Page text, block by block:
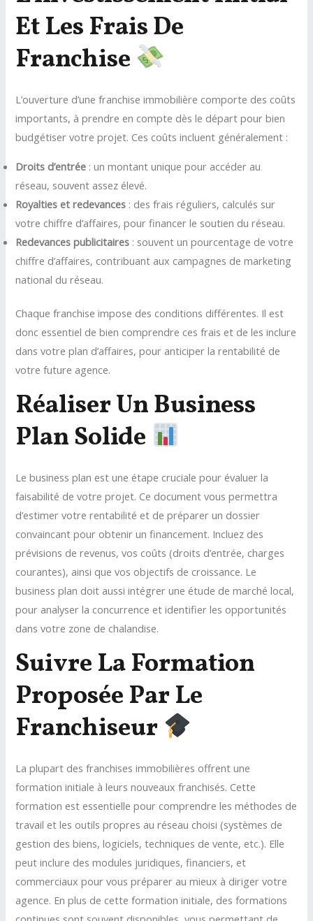
Et Les Frais De
Franchise
L’ouverture d’une franchise immobilière comporte des coûts
importants, à prendre en compte dès le départ pour bien
budgétiser votre projet. Ces coûts incluent généralement :
Droits d’entrée : un montant unique pour accéder au
réseau, souvent assez élevé.
Royalties et redevances : des frais réguliers, calculés sur
votre chiffre d’affaires, pour financer le soutien du réseau.
Redevances publicitaires : souvent un pourcentage de votre
chiffre d’affaires, contribuant aux campagnes de marketing
national du réseau.
Chaque franchise impose des conditions différentes. Il est
donc essentiel de bien comprendre ces frais et de les inclure
dans votre plan d’affaires, pour anticiper la rentabilité de
votre future agence.
Réaliser Un Business
Plan Solide
Le business plan est une étape cruciale pour évaluer la
faisabilité de votre projet. Ce document vous permettra
d’estimer votre rentabilité et de préparer un dossier
convaincant pour obtenir un financement. Incluez des
prévisions de revenus, vos coûts (droits d’entrée, charges
courantes), ainsi que vos objectifs de croissance. Le
business plan doit aussi intégrer une étude de marché local,
pour analyser la concurrence et identifier les opportunités
dans votre zone de chalandise.
Suivre La Formation
Proposée Par Le
Franchiseur
La plupart des franchises immobilières offrent une
formation initiale à leurs nouveaux franchisés. Cette
formation est essentielle pour comprendre les méthodes de
travail et les outils propres au réseau choisi (systèmes de
gestion des biens, logiciels, techniques de vente, etc.). Elle
peut inclure des modules juridiques, financiers, et
commerciaux pour vous préparer au mieux à diriger votre
agence. En plus de cette formation initiale, des formations